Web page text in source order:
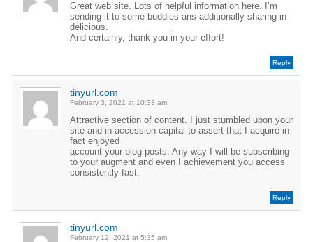
Great web site. Lots of helpful information here. I’m
sending it to some buddies ans additionally sharing in
delicious.
And certainly, thank you in your effort!
Reply
tinyurl.com
February 3, 2021 at 10:33 am
Attractive section of content. I just stumbled upon your
site and in accession capital to assert that I acquire in
fact enjoyed
account your blog posts. Any way I will be subscribing
to your augment and even I achievement you access
consistently fast.
Reply
tinyurl.com
February 12, 2021 at 5:35 am